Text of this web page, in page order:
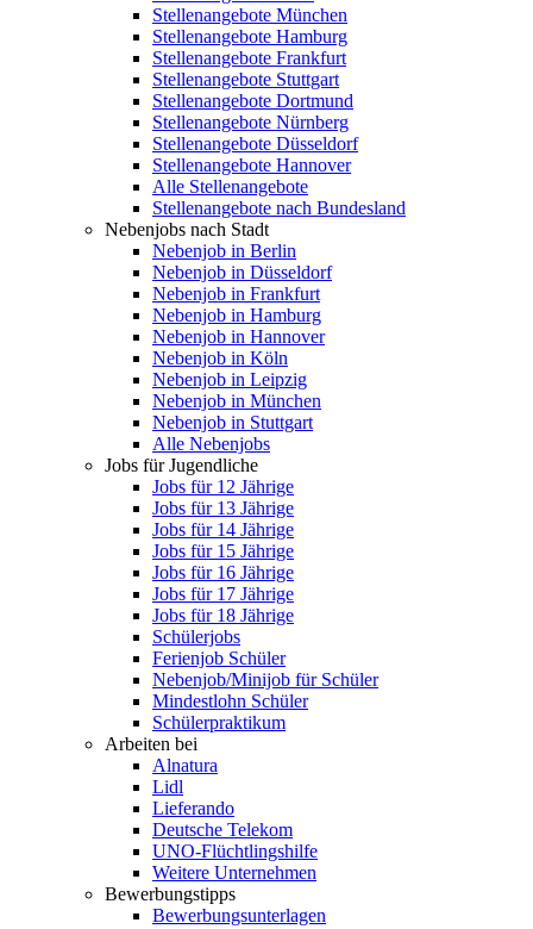
Stellenangebote München
Stellenangebote Hamburg
Stellenangebote Frankfurt
Stellenangebote Stuttgart
Stellenangebote Dortmund
Stellenangebote Nürnberg
Stellenangebote Düsseldorf
Stellenangebote Hannover
Alle Stellenangebote
Stellenangebote nach Bundesland
Nebenjobs nach Stadt
Nebenjob in Berlin
Nebenjob in Düsseldorf
Nebenjob in Frankfurt
Nebenjob in Hamburg
Nebenjob in Hannover
Nebenjob in Köln
Nebenjob in Leipzig
Nebenjob in München
Nebenjob in Stuttgart
Alle Nebenjobs
Jobs für Jugendliche
Jobs für 12 Jährige
Jobs für 13 Jährige
Jobs für 14 Jährige
Jobs für 15 Jährige
Jobs für 16 Jährige
Jobs für 17 Jährige
Jobs für 18 Jährige
Schülerjobs
Ferienjob Schüler
Nebenjob/Minijob für Schüler
Mindestlohn Schüler
Schülerpraktikum
Arbeiten bei
Alnatura
Lidl
Lieferando
Deutsche Telekom
UNO-Flüchtlingshilfe
Weitere Unternehmen
Bewerbungstipps
Bewerbungsunterlagen